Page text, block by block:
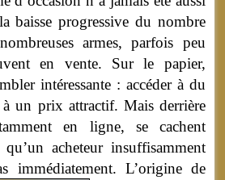
baisse progressive du nombre
armes, parfois peu
en vente. Sur le papier,
intéressante : accéder à du
un prix attractif. Mais derrière
en ligne, se cachent
acheteur insuffisamment
immédiatement. L’origine de